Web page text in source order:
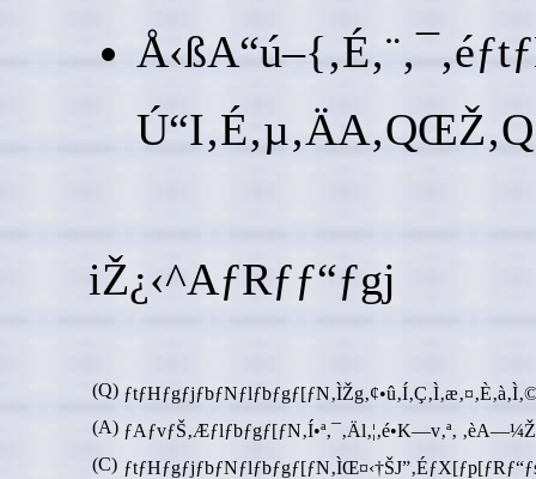
iŽ¿‹^AƒRƒƒ“ƒgj
(Q)
(A) ƒAƒvƒŠ‚Æƒlƒbƒgƒ[ƒN‚Í•ª‚¯‚Äl‚¦‚é•K—v‚ª‚
(C)